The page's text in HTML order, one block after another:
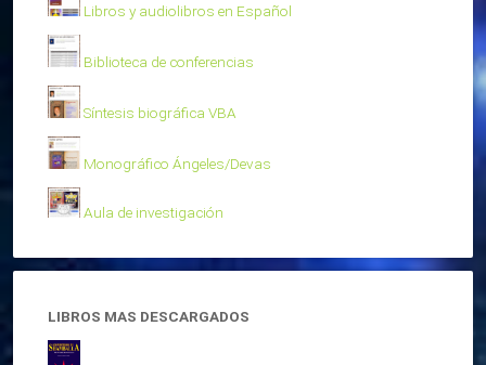
Libros y audiolibros en Español
Biblioteca de conferencias
Síntesis biográfica VBA
Monográfico Ángeles/Devas
Aula de investigación
LIBROS MAS DESCARGADOS